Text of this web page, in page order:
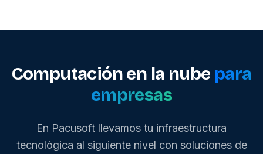
Computación en la nube para
empresas
En Pacusoft llevamos tu infraestructura
tecnológica al siguiente nivel con soluciones de